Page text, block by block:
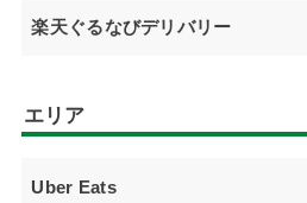
楽天ぐるなびデリバリー
エリア
Uber Eats